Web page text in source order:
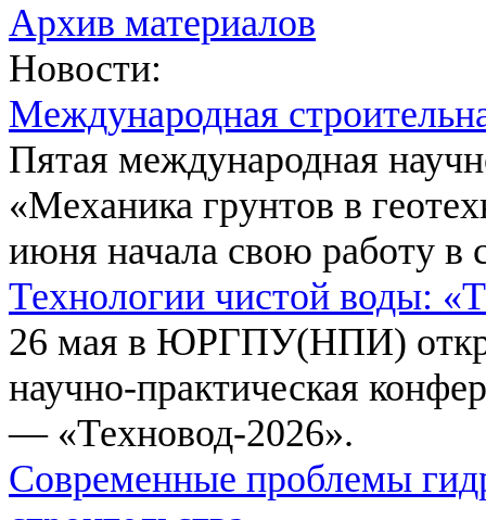
Архив материалов
Новости:
Международная
Пятая международная
«Механика грунтов в
июня начала свою работу в
Технологии чистой воды:
26 мая в ЮРГПУ(НПИ)
научно-практическая
— «Техновод-2026».
Современные проблемы